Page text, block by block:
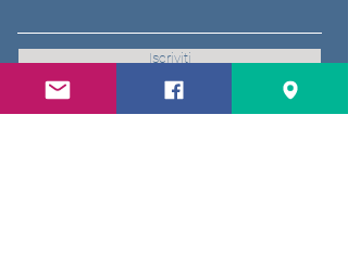
Iscriviti